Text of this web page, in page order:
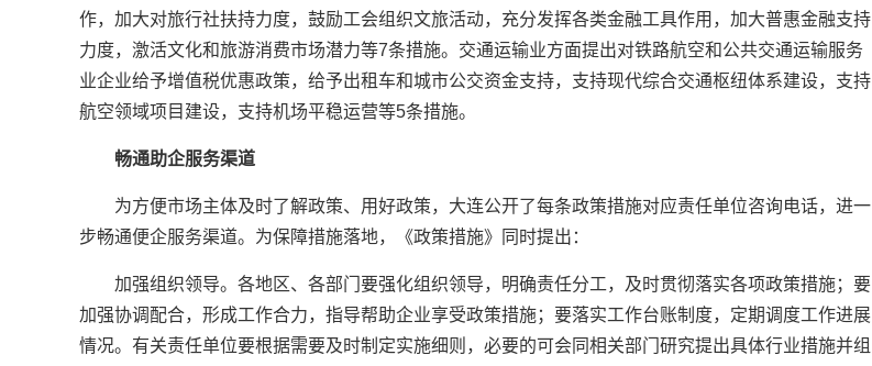
作，加大对旅行社扶持力度，鼓励工会组织文旅活动，充分发挥各类金融工具作用，加大普惠金融支持
力度，激活文化和旅游消费市场潜力等7条措施。交通运输业方面提出对铁路航空和公共交通运输服务
业企业给予增值税优惠政策，给予出租车和城市公交资金支持，支持现代综合交通枢纽体系建设，支持
航空领域项目建设，支持机场平稳运营等5条措施。
畅通助企服务渠道
为方便市场主体及时了解政策、用好政策，大连公开了每条政策措施对应责任单位咨询电话，进一
步畅通便企服务渠道。为保障措施落地，《政策措施》同时提出：
加强组织领导。各地区、各部门要强化组织领导，明确责任分工，及时贯彻落实各项政策措施；要
加强协调配合，形成工作合力，指导帮助企业享受政策措施；要落实工作台账制度，定期调度工作进展
情况。有关责任单位要根据需要及时制定实施细则，必要的可会同相关部门研究提出具体行业措施并组